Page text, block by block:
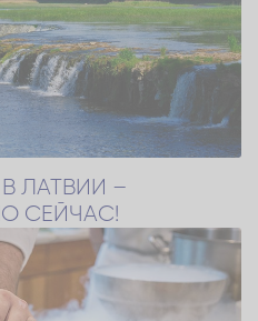
ЛАТВИИ –
СЕЙЧАС!